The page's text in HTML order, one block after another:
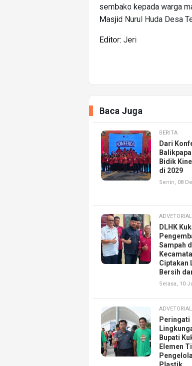
sembako kepada warga
Masjid Nurul Huda Desa
Editor: Jeri
Baca Juga
BERITA
Dari
Bidik
di 2029
Senin, 08
ADVETORIAL
DLHK
Sampah
Ciptakan
Bersih
Selasa, 10
ADVETORIAL
Peringati
Bupati
Elemen